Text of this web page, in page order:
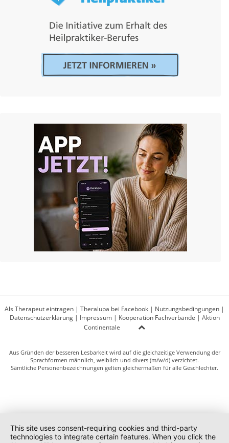
Als Therapeut eintragen | Theralupa bei Facebook | Nutzungsbedingungen |
Datenschutzerklärung| Impressum| Kooperation Fachverbände | Aktion
Continentale
Aus Gründen der besseren Lesbarkeit wird auf die gleichzeitige Verwendung der
Sprachformen männlich, weiblich und divers (m/w/d) verzichtet.
Sämtliche Personenbezeichnungen gelten gleichermaßen für alle Geschlechter.
This site uses consent-requiring cookies and third-party
technologies to integrate certain features. When you click the